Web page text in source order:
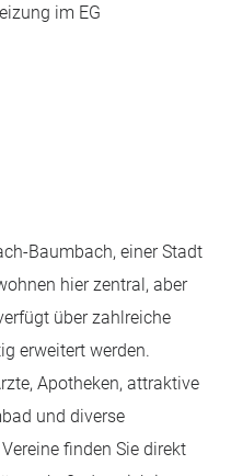
im EG
Baumbach, einer Stadt
hier zentral, aber
über zahlreiche
erweitert werden.
Apotheken, attraktive
und diverse
finden Sie direkt